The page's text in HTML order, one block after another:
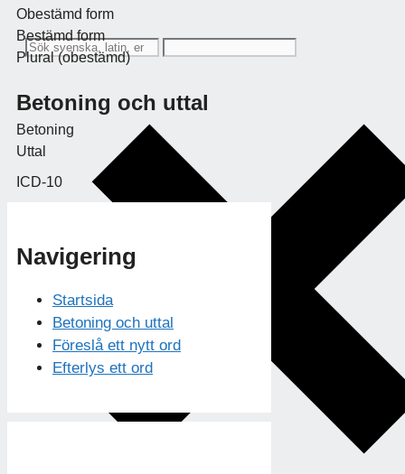
Obestämd form
Bestämd form
Plural (obestämd)
Betoning och uttal
Betoning
Uttal
ICD-10
Navigering
Startsida
Betoning och uttal
Föreslå ett nytt ord
Efterlys ett ord